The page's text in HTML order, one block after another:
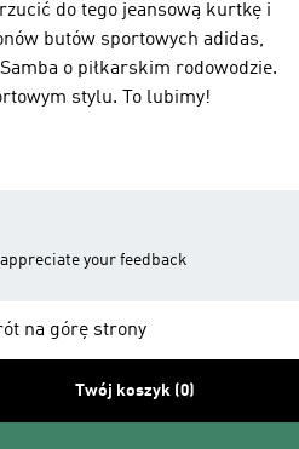
do tego jeansową kurtkę i
butów sportowych adidas,
o piłkarskim rodowodzie.
stylu. To lubimy!
your feedback
na górę strony
Twój koszyk (0)